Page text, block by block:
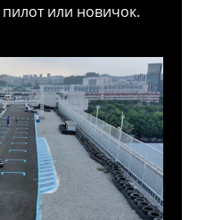
или новичок.